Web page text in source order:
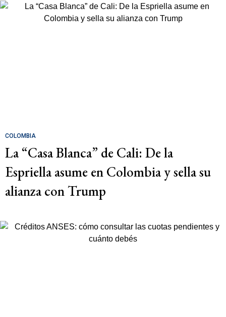
COLOMBIA
La “Casa Blanca” de Cali: De la
Espriella asume en Colombia y sella su
alianza con Trump